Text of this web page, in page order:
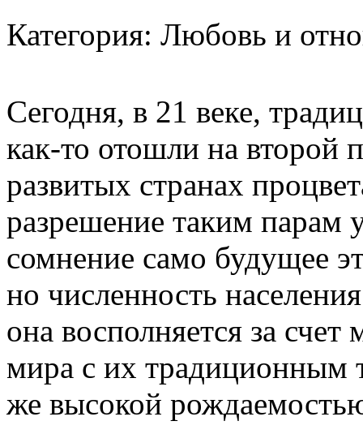
Категория: Любовь и
Сегодня, в 21 веке,
как-то отошли на второй
развитых странах
разрешение таким парам
сомнение само будущее
но численность
она восполняется за счет
мира с их традиционным
же высокой